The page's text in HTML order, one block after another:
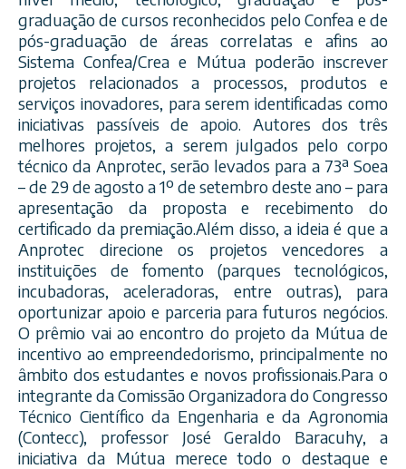
graduação de cursos reconhecidos pelo Confea e de
pós-graduação de áreas correlatas e afins ao
Sistema Confea/Crea e Mútua poderão inscrever
projetos relacionados a processos, produtos e
serviços inovadores, para serem identificadas como
iniciativas passíveis de apoio. Autores dos três
melhores projetos, a serem julgados pelo corpo
técnico da Anprotec, serão levados para a 73ª Soea
– de 29 de agosto a 1º de setembro deste ano – para
apresentação da proposta e recebimento do
certificado da premiação.Além disso, a ideia é que a
Anprotec direcione os projetos vencedores a
instituições de fomento (parques tecnológicos,
incubadoras, aceleradoras, entre outras), para
oportunizar apoio e parceria para futuros negócios.
O prêmio vai ao encontro do projeto da Mútua de
incentivo ao empreendedorismo, principalmente no
âmbito dos estudantes e novos profissionais.Para o
integrante da Comissão Organizadora do Congresso
Técnico Científico da Engenharia e da Agronomia
(Contecc), professor José Geraldo Baracuhy, a
iniciativa da Mútua merece todo o destaque e